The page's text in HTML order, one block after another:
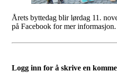
Årets byttedag blir lørdag 11.
på Facebook for mer informasjon.
Logg inn for å skrive en